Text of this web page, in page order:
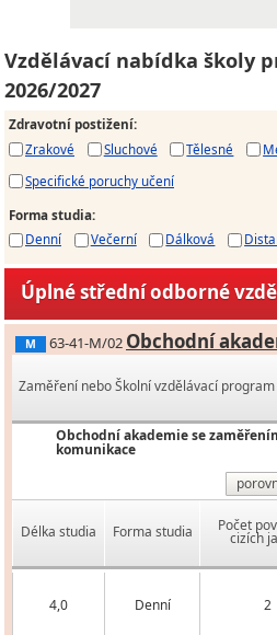
Vzdělávací nabídka školy
2026/2027
Zdravotní postižení:
Zrakové
Sluchové Tělesné
Specifické poruchy učení
Forma studia:
Denní
Večerní Dálková
Úplné střední odborné
M 63-41-M/02 Obchodní
Zaměření nebo Školní vzdělávací program
Obchodní akademie se
komunikace
Délka studia Forma studia Počet
cizích
4,0 Denní 2